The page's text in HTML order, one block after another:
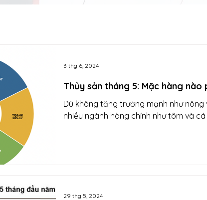
Thủy sản tháng 5: Mặc hàng nào
Dù không tăng trưởng mạnh như
nhiều ngành hàng chính như tôm và
3 thg 6, 2024
29 thg 5, 2024